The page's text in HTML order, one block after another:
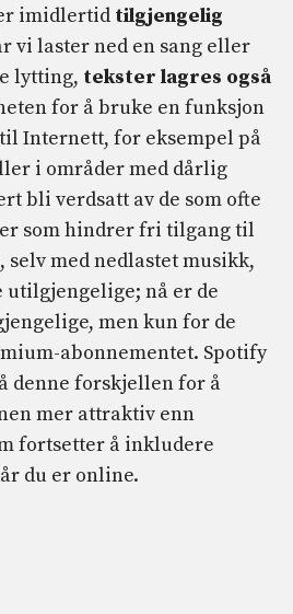
imidlertid tilgjengelig
vi laster ned en sang eller
lytting, tekster lagres også
for å bruke en funksjon
Internett, for eksempel på
i områder med dårlig
bli verdsatt av de som ofte
som hindrer fri tilgang til
med nedlastet musikk,
nå er de
men kun for de
abonnementet. Spotify
denne forskjellen for å
mer attraktiv enn
fortsetter å inkludere
du er online.